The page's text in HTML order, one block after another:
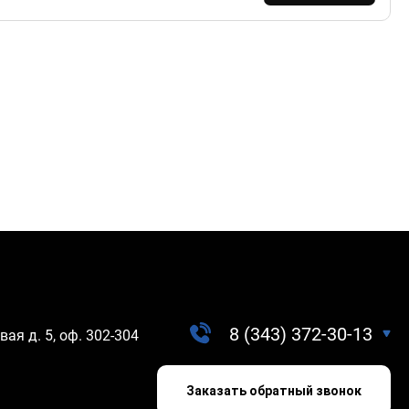
д. 5, оф. 302-304 8 (343) 372-30-13
Заказать обратный звонок